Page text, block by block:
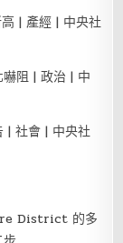
| 產經 | 中央社
阻 | 政治 | 中
| 社會 | 中央社
District 的多